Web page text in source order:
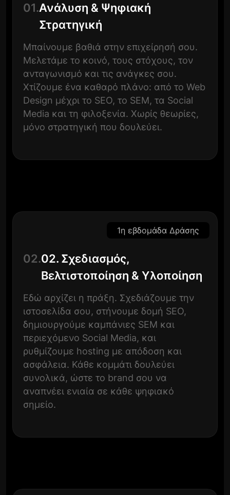
01.Ανάλυση & Ψηφιακή
Στρατηγική
Μπαίνουμε βαθιά στην επιχείρησή σου.
Μελετάμε το κοινό, τους στόχους, τον
ανταγωνισμό και τις ανάγκες σου.
Χτίζουμε ένα καθαρό πλάνο: από το Web
Design μέχρι το SEO, το SEM, τα Social
Media και τη φιλοξενία. Χωρίς θεωρίες,
μόνο στρατηγική που δουλεύει.
1η εβδομάδα Δράσης
02.02. Σχεδιασμός,
Βελτιστοποίηση & Υλοποίηση
Εδώ αρχίζει η πράξη. Σχεδιάζουμε την
ιστοσελίδα σου, στήνουμε δομή SEO,
δημιουργούμε καμπάνιες SEM και
περιεχόμενο Social Media, και
ρυθμίζουμε hosting με απόδοση και
ασφάλεια. Κάθε κομμάτι δουλεύει
συνολικά, ώστε το brand σου να
αναπνέει ενιαία σε κάθε ψηφιακό
σημείο.